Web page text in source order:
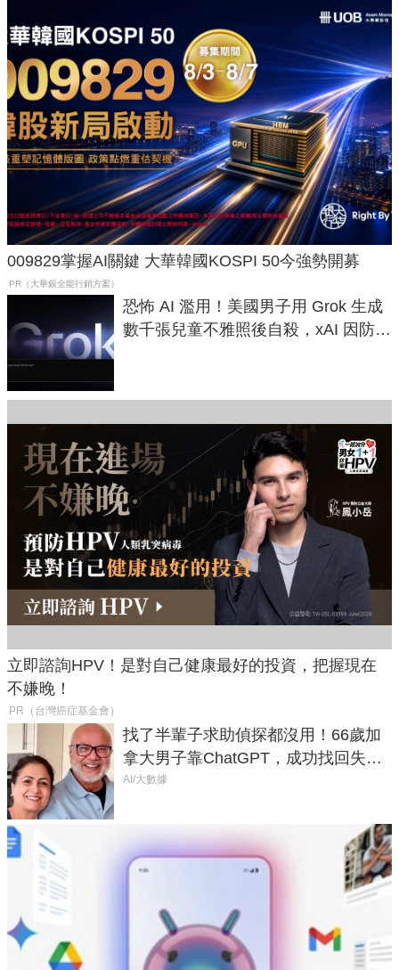
009829掌握AI關鍵 大華韓國KOSPI 50今強勢開募
PR（大華銀全能行銷方案）
恐怖 AI 濫用！美國男子用 Grok 生成
數千張兒童不雅照後自殺，xAI 因防護
立即諮詢HPV！是對自己健康最好的投資，把握現在
不嫌晚！
PR（台灣癌症基金會）
找了半輩子求助偵探都沒用！66歲加
拿大男子靠ChatGPT，成功找回失散
50年家人
AI/大數據